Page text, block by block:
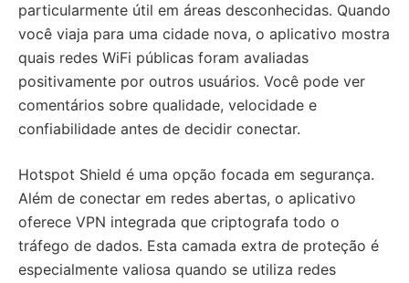
particularmente útil em áreas desconhecidas. Quando
você viaja para uma cidade nova, o aplicativo mostra
quais redes WiFi públicas foram avaliadas
positivamente por outros usuários. Você pode ver
comentários sobre qualidade, velocidade e
confiabilidade antes de decidir conectar.
Hotspot Shield é uma opção focada em segurança.
Além de conectar em redes abertas, o aplicativo
oferece VPN integrada que criptografa todo o
tráfego de dados. Esta camada extra de proteção é
especialmente valiosa quando se utiliza redes